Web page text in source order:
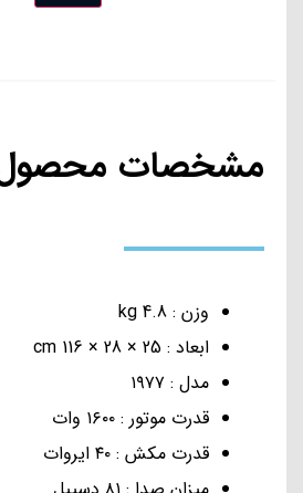
مشخصات
وزن : 4.8 kg
ابعاد : 25 × 28 × 116 cm
مدل : ۱۹۷۷
قدرت موتور : ۱۶۰۰ وات
قدرت مکش : ۴۰ ایروات